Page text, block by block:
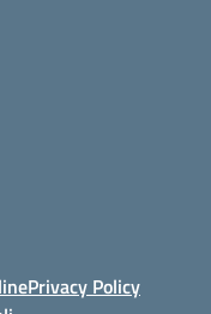
Privacy Policy